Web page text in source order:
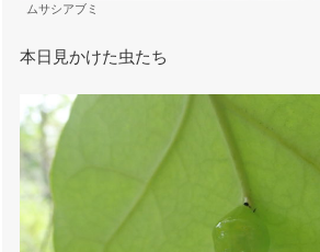
ムサシアブミ
本日見かけた虫たち